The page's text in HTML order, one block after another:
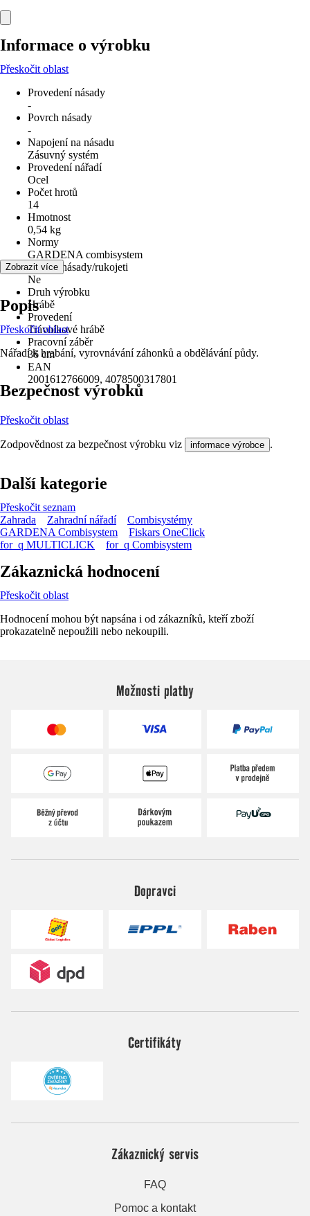
Informace o výrobku
Přeskočit oblast
Provedení násady
-
Povrch násady
-
Napojení na násadu
Zásuvný systém
Provedení nářadí
Ocel
Počet hrotů
14
Hmotnost
0,54 kg
Normy
GARDENA combisystem
Včetně násady/rukojeti
Ne
Druh výrobku
Hrábě
Provedení
Trávníkové hrábě
Pracovní záběr
36 cm
EAN
2001612766009, 4078500317801
Zobrazit více
Popis
Přeskočit oblast
Nářadí k hrabání, vyrovnávání záhonků a obdělávání půdy.
Bezpečnost výrobků
Přeskočit oblast
Zodpovědnost za bezpečnost výrobku viz informace výrobce .
Další kategorie
Přeskočit seznam
Zahrada
Zahradní nářadí
Combisystémy
GARDENA Combisystem
Fiskars OneClick
for_q MULTICLICK
for_q Combisystem
Zákaznická hodnocení
Přeskočit oblast
Hodnocení mohou být napsána i od zákazníků, kteří zboží
prokazatelně nepoužili nebo nekoupili.
Možnosti platby
Dopravci
Certifikáty
Zákaznický servis
FAQ
Pomoc a kontakt